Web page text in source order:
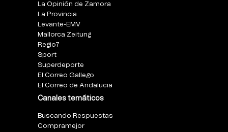
La Opinión de Zamora
La Provincia
Levante-EMV
Mallorca Zeitung
Regio7
Sport
Superdeporte
El Correo Gallego
El Correo de Andalucia
Canales temáticos
Buscando Respuestas
Compramejor